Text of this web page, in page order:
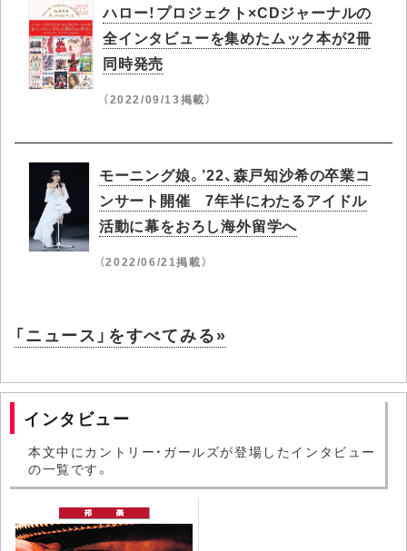
ハロー！プロジェクト×CDジャーナルの
全インタビューを集めたムック本が2冊
同時発売
（2022/09/13掲載）
モーニング娘。’22、森戸知沙希の卒業コ
ンサート開催 7年半にわたるアイドル
活動に幕をおろし海外留学へ
（2022/06/21掲載）
「ニュース」をすべてみる»
インタビュー
本文中にカントリー・ガールズが登場したインタビュー
の一覧です。